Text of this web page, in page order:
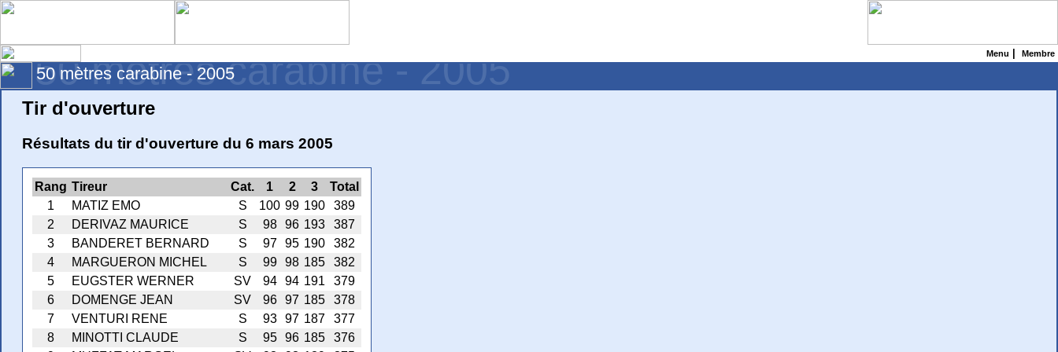
Menu Membre
50 mètres carabine - 2005
50 mètres carabine - 2005
Tir d'ouverture
Résultats du tir d'ouverture du 6 mars 2005
Rang Tireur Cat. 1 2 3
Total
1
MATIZ EMO S 100 99 190
389
2
DERIVAZ MAURICE S 98 96 193
387
3
BANDERET BERNARD S 97 95 190
382
4
MARGUERON MICHEL S 99 98 185
382
5
EUGSTER WERNER SV 94 94 191
379
6
DOMENGE JEAN SV 96 97 185
378
7
VENTURI RENE S 93 97 187
377
8
MINOTTI CLAUDE S 95 96 185
376